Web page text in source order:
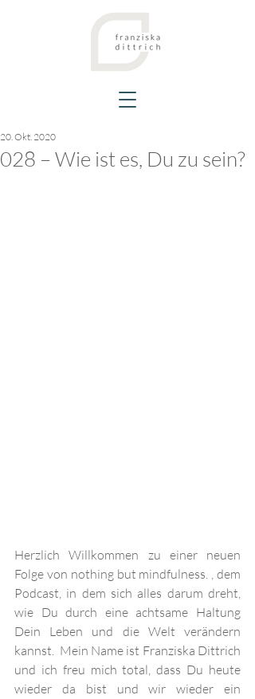
028 – Wie ist es, Du zu sein?
20. Okt. 2020
Herzlich Willkommen zu einer neuen
Folge von nothing but mindfulness. , dem
Podcast, in dem sich alles darum dreht,
wie Du durch eine achtsame Haltung
Dein Leben und die Welt verändern
kannst.  Mein Name ist Franziska Dittrich
und ich freu mich total, dass Du heute
wieder da bist und wir wieder ein